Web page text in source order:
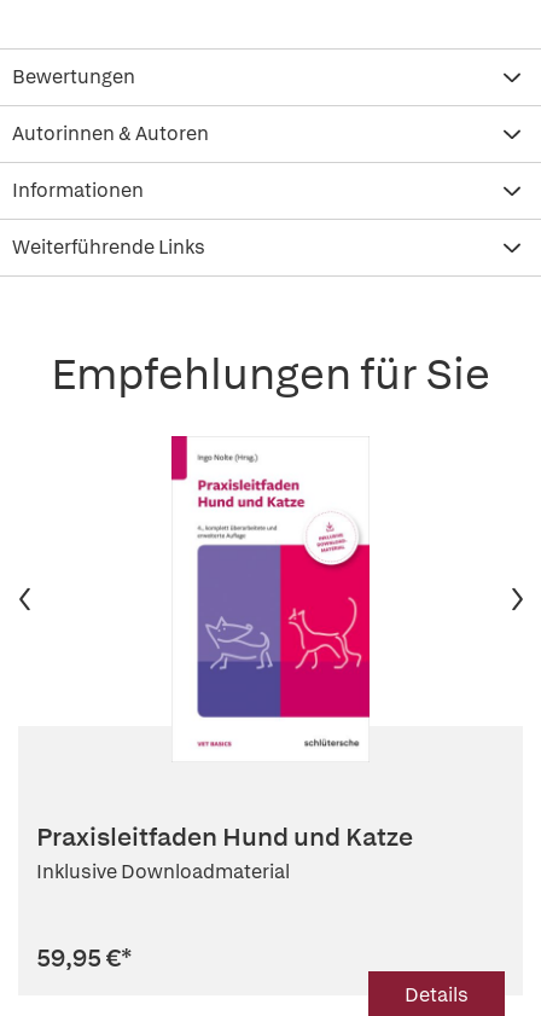
Bewertungen
Autorinnen & Autoren
Informationen
Weiterführende Links
Empfehlungen für Sie
Praxisleitfaden Hund und Katze
Inklusive Downloadmaterial
59,95 €*
Details